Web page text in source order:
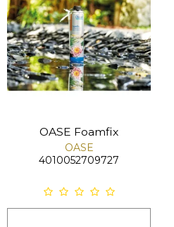
OASE Foamfix
OASE
4010052709727